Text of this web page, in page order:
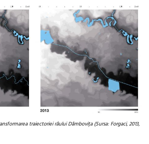
traiectoriei râului Dâmbovița (Sursa: Forgaci, 2013,